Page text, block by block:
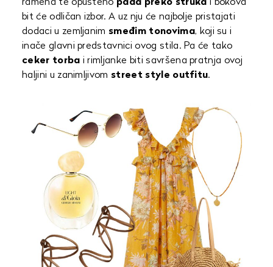
ramena te opušteno pada preko struka i bokova
bit će odličan izbor. A uz nju će najbolje pristajati
dodaci u zemljanim smeđim tonovima, koji su i
inače glavni predstavnici ovog stila. Pa će tako
ceker torba i rimljanke biti savršena pratnja ovoj
haljini u zanimljivom street style outfitu.